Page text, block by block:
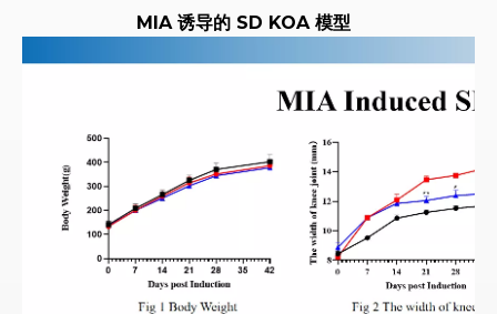
MIA 诱导的 SD KOA 模型